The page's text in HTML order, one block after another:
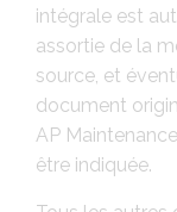
intégrale est
assortie de la
source, et
document
AP
être indiquée.